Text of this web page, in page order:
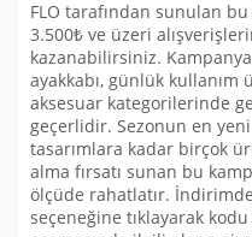
FLO tarafından sunulan
3.500₺ ve üzeri
kazanabilirsiniz.
ayakkabı, günlük kullanım
aksesuar kategorilerinde
geçerlidir. Sezonun en
tasarımlara kadar birçok
alma fırsatı sunan bu
ölçüde rahatlatır.
seçeneğine tıklayarak